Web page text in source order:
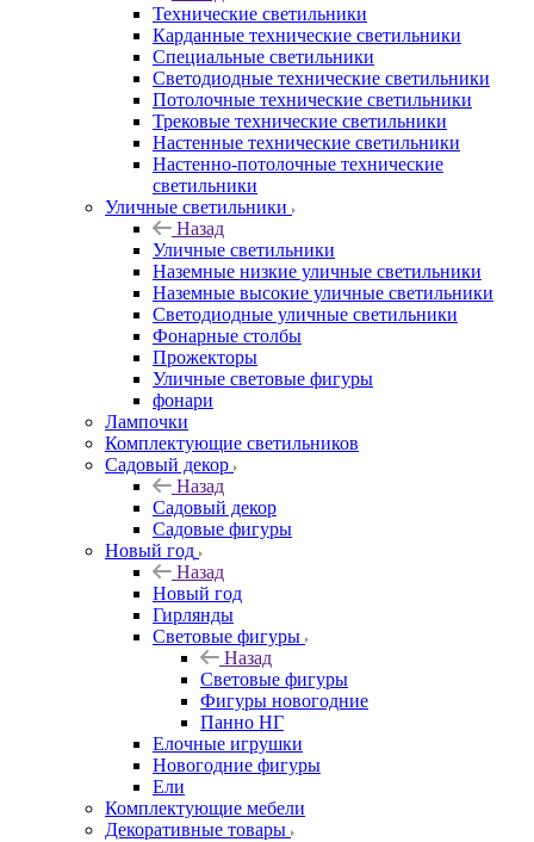
Технические светильники
Карданные технические светильники
Специальные светильники
Светодиодные технические светильники
Потолочные технические светильники
Трековые технические светильники
Настенные технические светильники
Настенно-потолочные технические
светильники
Уличные светильники
Назад
Уличные светильники
Наземные низкие уличные светильники
Наземные высокие уличные светильники
Светодиодные уличные светильники
Фонарные столбы
Прожекторы
Уличные световые фигуры
фонари
Лампочки
Комплектующие светильников
Садовый декор
Назад
Садовый декор
Садовые фигуры
Новый год
Назад
Новый год
Гирлянды
Световые фигуры
Назад
Световые фигуры
Фигуры новогодние
Панно НГ
Елочные игрушки
Новогодние фигуры
Ели
Комплектующие мебели
Декоративные товары